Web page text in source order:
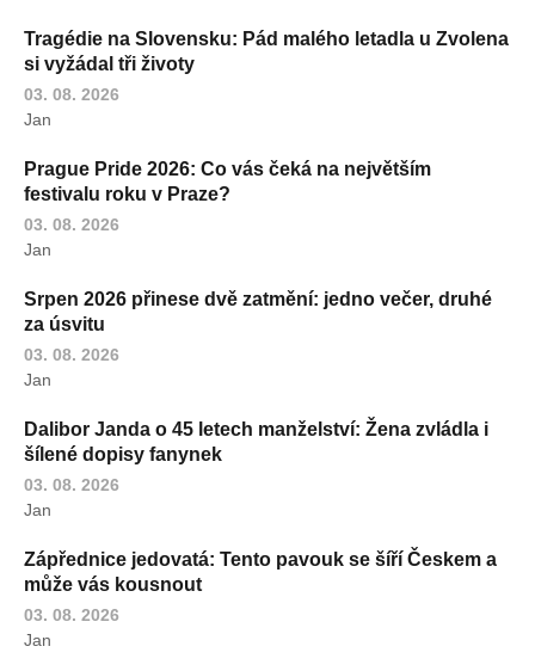
Tragédie na Slovensku: Pád malého letadla u Zvolena
si vyžádal tři životy
03. 08. 2026
Jan
Prague Pride 2026: Co vás čeká na největším
festivalu roku v Praze?
03. 08. 2026
Jan
Srpen 2026 přinese dvě zatmění: jedno večer, druhé
za úsvitu
03. 08. 2026
Jan
Dalibor Janda o 45 letech manželství: Žena zvládla i
šílené dopisy fanynek
03. 08. 2026
Jan
Zápřednice jedovatá: Tento pavouk se šíří Českem a
může vás kousnout
03. 08. 2026
Jan